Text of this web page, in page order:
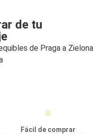
de tu
de Praga a Zielona
Fácil de comprar